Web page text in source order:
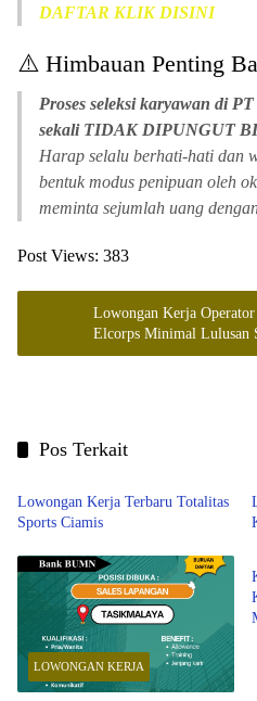
DAFTAR KLIK DISINI
⚠️ Himbauan Penting
Proses seleksi karyawan di
sekali TIDAK DIPUNGUT
Harap selalu berhati-hati dan
bentuk modus penipuan oleh
meminta sejumlah uang
Post Views: 383
Lowongan Kerja
Elcorps Minimal Lulusan
Pos Terkait
Ciamis
Lowongan Kerja Terbaru Totalitas
Sports Ciamis
LOWONGAN KERJA